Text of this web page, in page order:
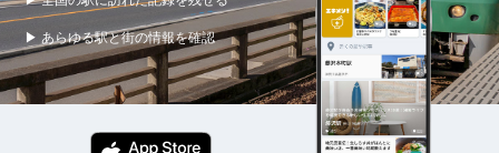
▶ あらゆる駅と街の情報を確認